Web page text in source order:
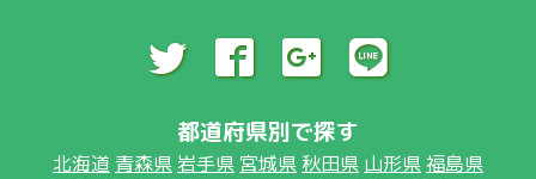
都道府県別で探す
北海道 青森県 岩手県 宮城県 秋田県 山形県福島県